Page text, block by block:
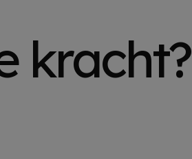
kracht?